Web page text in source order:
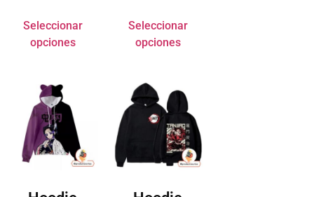
Seleccionar
opciones
Seleccionar
opciones